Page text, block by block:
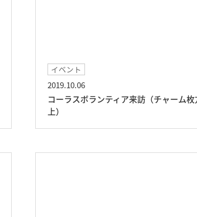
イベント
2019.10.06
コーラスボランティア来訪（チャーム枚
上）